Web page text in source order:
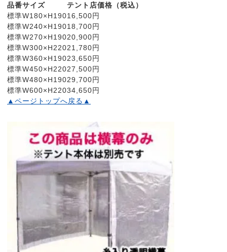
品番サイズ
テント店価格（税込）
標準W180×H19016,500円
標準W240×H19018,700円
標準W270×H19020,900円
標準W300×H22021,780円
標準W360×H19023,650円
標準W450×H22027,500円
標準W480×H19029,700円
標準W600×H22034,650円
▲ページトップへ戻る▲